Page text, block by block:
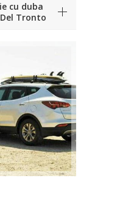
cu duba
Tronto